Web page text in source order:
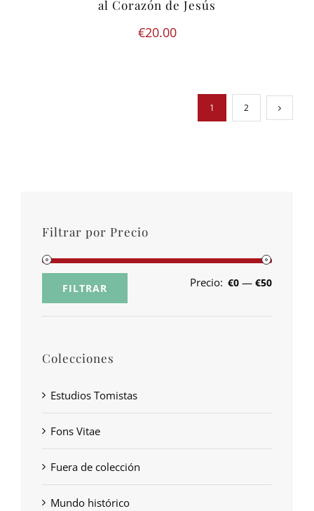
al Corazón de Jesús
€20.00
1 2
Filtrar por Precio
FILTRAR Precio: €0 — €50
Colecciones
Estudios Tomistas
Fons Vitae
Fuera de colección
Mundo histórico